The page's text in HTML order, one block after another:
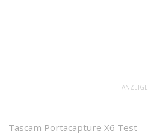
ANZEIGE
Tascam Portacapture X6 Test